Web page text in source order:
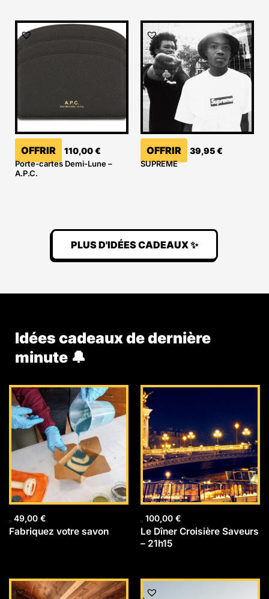
OFFRIR 110,00€
Porte-cartes Demi-Lune –
A.P.C.
OFFRIR 39,95€
SUPREME
PLUS D'IDÉES CADEAUX ✨
Idées cadeaux de dernière
minute 🔔
49,00 €
Fabriquez votre savon
100,00 €
Le Dîner Croisière Saveurs
– 21h15